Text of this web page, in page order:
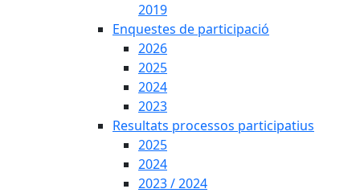
2019
Enquestes de participació
2026
2025
2024
2023
Resultats processos participatius
2025
2024
2023 / 2024